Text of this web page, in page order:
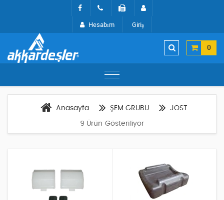
Hesabım Giriş
0
Anasayfa ŞEM GRUBU JOST
9 Ürün Gösteriliyor